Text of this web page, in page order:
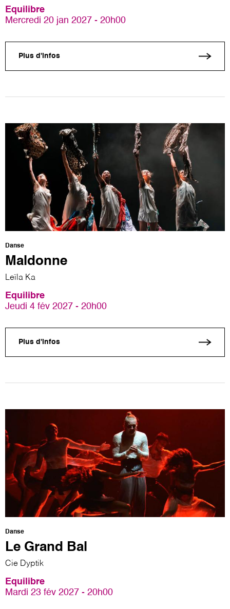
Equilibre
Mercredi 20 jan 2027 - 20h00
Plus d'infos
Danse
Maldonne
Leïla Ka
Equilibre
Jeudi 4 fév 2027 - 20h00
Plus d'infos
Danse
Le Grand Bal
Cie Dyptik
Equilibre
Mardi 23 fév 2027 - 20h00